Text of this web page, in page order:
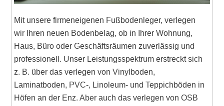
Mit unsere firmeneigenen Fußbodenleger, verlegen
wir Ihren neuen Bodenbelag, ob in Ihrer Wohnung,
Haus, Büro oder Geschäftsräumen zuverlässig und
professionell. Unser Leistungsspektrum erstreckt sich
z. B. über das verlegen von Vinylboden,
Laminatboden, PVC-, Linoleum- und Teppichböden in
Höfen an der Enz. Aber auch das verlegen von OSB